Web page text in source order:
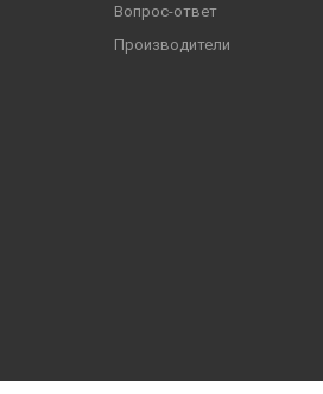
Вопрос-ответ
Производители